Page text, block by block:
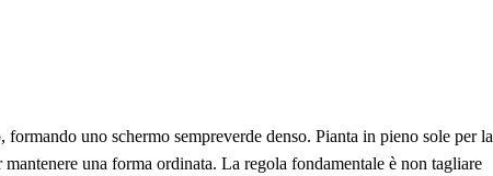
uno schermo sempreverde denso. Pianta in pieno sole per la
una forma ordinata. La regola fondamentale è non tagliare